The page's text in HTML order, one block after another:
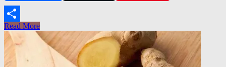
Link
Share
Read More